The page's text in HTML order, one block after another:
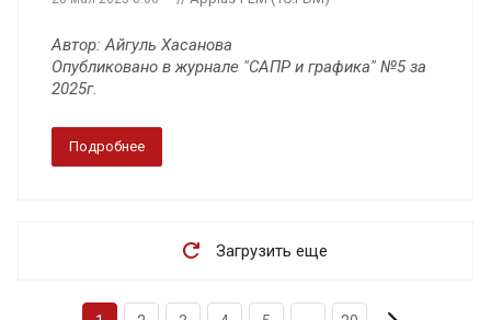
Автор: Айгуль Хасанова
Опубликовано в журнале "САПР и графика" №5 за
2025г.
Подробнее
Загрузить еще